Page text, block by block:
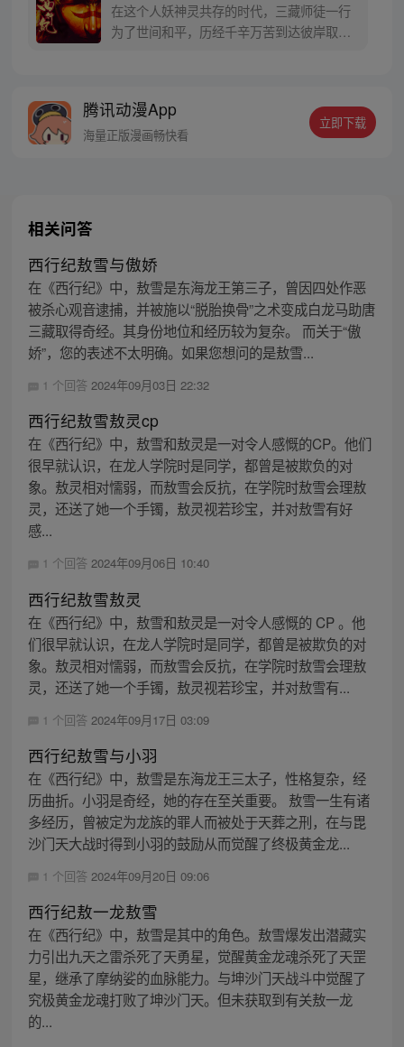
在这个人妖神灵共存的时代，三藏师徒一行
为了世间和平，历经千辛万苦到达彼岸取
辞万难，找到唐三藏大法师，和他一起重新
寻回徒弟们，组成全新“西行小队”，再度踏
腾讯动漫App
海量正版漫画畅快看
立即下载
相关问答
西行纪敖雪与傲娇
在《西行纪》中，敖雪是东海龙王第三子，曾因四处作恶
被杀心观音逮捕，并被施以“脱胎换骨”之术变成白龙马助唐
三藏取得奇经。其身份地位和经历较为复杂。 而关于“傲
娇”，您的表述不太明确。如果您想问的是敖雪...
1 个回答 2024年09月03日 22:32
西行纪敖雪敖灵cp
在《西行纪》中，敖雪和敖灵是一对令人感慨的CP。他们
很早就认识，在龙人学院时是同学，都曾是被欺负的对
象。敖灵相对懦弱，而敖雪会反抗，在学院时敖雪会理敖
灵，还送了她一个手镯，敖灵视若珍宝，并对敖雪有好
感...
1 个回答 2024年09月06日 10:40
西行纪敖雪敖灵
在《西行纪》中，敖雪和敖灵是一对令人感慨的 CP 。他
们很早就认识，在龙人学院时是同学，都曾是被欺负的对
象。敖灵相对懦弱，而敖雪会反抗，在学院时敖雪会理敖
灵，还送了她一个手镯，敖灵视若珍宝，并对敖雪有...
1 个回答 2024年09月17日 03:09
西行纪敖雪与小羽
在《西行纪》中，敖雪是东海龙王三太子，性格复杂，经
历曲折。小羽是奇经，她的存在至关重要。 敖雪一生有诸
多经历，曾被定为龙族的罪人而被处于天葬之刑，在与毘
沙门天大战时得到小羽的鼓励从而觉醒了终极黄金龙...
1 个回答 2024年09月20日 09:06
西行纪敖一龙敖雪
在《西行纪》中，敖雪是其中的角色。敖雪爆发出潜藏实
力引出九天之雷杀死了天勇星，觉醒黄金龙魂杀死了天罡
星，继承了摩纳娑的血脉能力。与坤沙门天战斗中觉醒了
究极黄金龙魂打败了坤沙门天。但未获取到有关敖一龙
的...